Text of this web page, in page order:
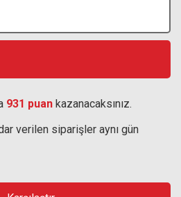
931 puan kazanacaksınız.
verilen siparişler aynı gün